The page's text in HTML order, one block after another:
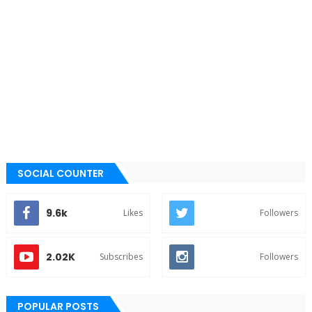
SOCIAL COUNTER
9.6k Likes Followers
2.02K Subscribes Followers
POPULAR POSTS